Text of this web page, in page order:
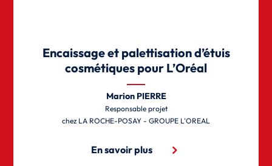
Encaissage et palettisation d’étuis
cosmétiques pour L’Oréal
Marion PIERRE
Responsable projet
LA ROCHE-POSAY - GROUPE L'OREAL
En savoir plus